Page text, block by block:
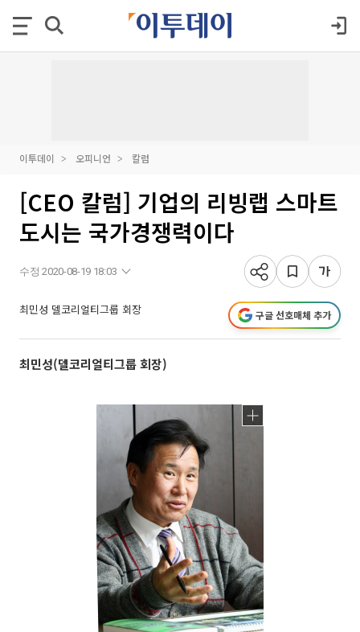
이투데이 오피니언 칼럼
[CEO 칼럼] 기업의 리빙랩 스마트
도시는 국가경쟁력이다
수정 2020-08-19 18:03
최민성 델코리얼티그룹 회장 구글 선호매체 추가
최민성(델코리얼티그룹 회장)